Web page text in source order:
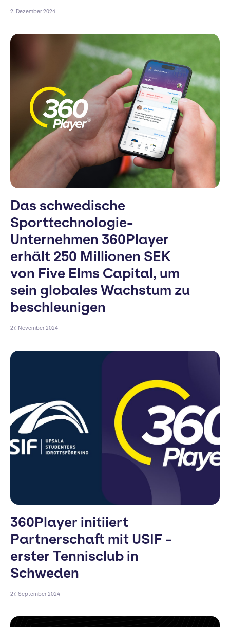
2. Dezember 2024
Das schwedische
Sporttechnologie-
Unternehmen 360Player
erhält 250 Millionen SEK
von Five Elms Capital, um
sein globales Wachstum zu
beschleunigen
27. November 2024
360Player initiiert
Partnerschaft mit USIF -
erster Tennisclub in
Schweden
27. September 2024